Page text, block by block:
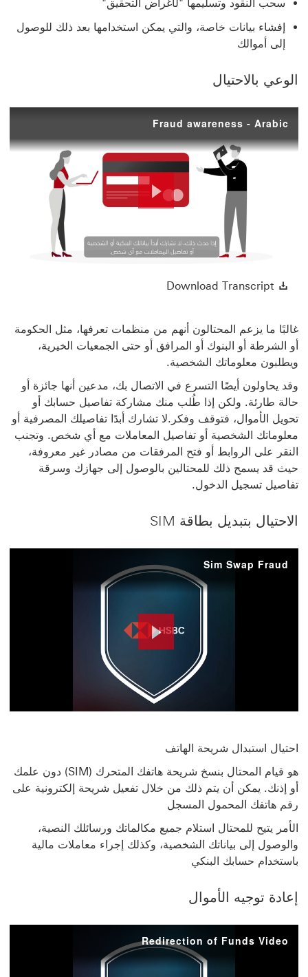
سحب النقود وتسليمها "لأغراض التحقيق"
إفشاء بيانات خاصة، والتي يمكن استخدامها بعد ذلك للوصول
إلى أموالك
الوعي بالاحتيال
Fraud awareness - Arabic
Download Transcript
غالبًا ما يزعم المحتالون أنهم من منظمات تعرفها، مثل الحكومة
أو الشرطة أو البنوك أو المرافق أو حتى الجمعيات الخيرية،
ويطلبون معلوماتك الشخصية.
وقد يحاولون أيضًا التسرع في الاتصال بك، مدعين أنها جائزة أو
حالة طارئة. ولكن إذا طُلب منك مشاركة تفاصيل حسابك أو
تحويل الأموال، فتوقف وفكر.لا تشارك أبدًا تفاصيلك المصرفية أو
معلوماتك الشخصية أو تفاصيل المعاملات مع أي شخص. وتجنب
النقر على الروابط أو فتح المرفقات من مصادر غير معروفة،
حيث قد يسمح ذلك للمحتالين بالوصول إلى جهازك وسرقة
تفاصيل تسجيل الدخول.
الاحتيال بتبديل بطاقة SIM
Sim Swap Fraud
Play
احتيال استبدال شريحة الهاتف
هو قيام المحتال بنسخ شريحة هاتفك المتحرك (SIM) دون علمك
أو إذنك. يمكن أن يتم ذلك من خلال تفعيل شريحة إلكترونية على
رقم هاتفك المحمول المسجل
الأمر يتيح للمحتال استلام جميع مكالماتك ورسائلك النصية،
والوصول إلى بياناتك الشخصية، وكذلك إجراء معاملات مالية
باستخدام حسابك البنكي
إعادة توجيه الأموال
Redirection of Funds Video